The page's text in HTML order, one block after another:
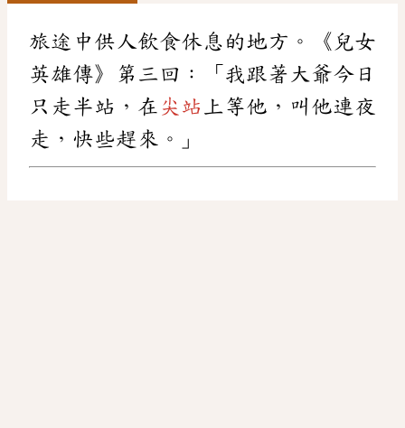
旅途中供人飲食休息的地方。《兒女
英雄傳》第三回：「我跟著大爺今日
只走半站，在 尖站 上等他，叫他連夜
走，快些趕來。」